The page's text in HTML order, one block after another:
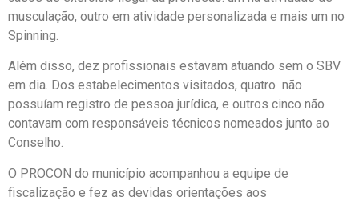
musculação, outro em atividade personalizada e mais um no
Spinning.
Além disso, dez profissionais estavam atuando sem o SBV
em dia. Dos estabelecimentos visitados, quatro não
possuíam registro de pessoa jurídica, e outros cinco não
contavam com responsáveis técnicos nomeados junto ao
Conselho.
O PROCON do município acompanhou a equipe de
fiscalização e fez as devidas orientações aos